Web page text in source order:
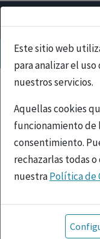
Este sitio web
para analizar el
nuestros servicios.
Aquellas cookies
funcionamiento de
consentimiento.
rechazarlas todas
nuestraPolítica de
Toda la
referida a